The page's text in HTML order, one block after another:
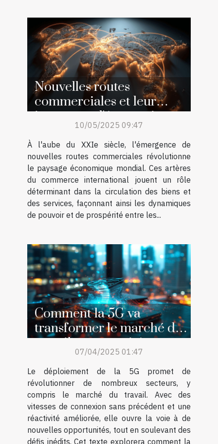
Nouvelles routes
commerciales et leur
impact sur l'économie
globale10/05/2025 09:47
À l'aube du XXIe siècle, l'émergence de
nouvelles routes commerciales révolutionne
le paysage économique mondial. Ces artères
du commerce international jouent un rôle
déterminant dans la circulation des biens et
des services, façonnant ainsi les dynamiques
de pouvoir et de prospérité entre les...
Comment la 5G va
transformer le marché du
travail opportunités et
07/04/2025 01:47
Le déploiement de la 5G promet de
révolutionner de nombreux secteurs, y
compris le marché du travail. Avec des
vitesses de connexion sans précédent et une
réactivité améliorée, elle ouvre la voie à de
nouvelles opportunités, tout en soulevant des
défis inédits. Cet texte explorera comment la